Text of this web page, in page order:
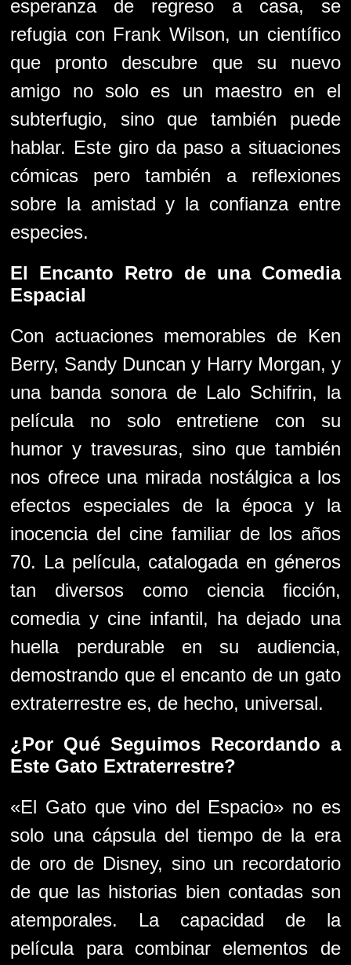
esperanza de regreso a casa, se
refugia con Frank Wilson, un científico
que pronto descubre que su nuevo
amigo no solo es un maestro en el
subterfugio, sino que también puede
hablar. Este giro da paso a situaciones
cómicas pero también a reflexiones
sobre la amistad y la confianza entre
especies.
El Encanto Retro de una Comedia
Espacial
Con actuaciones memorables de Ken
Berry, Sandy Duncan y Harry Morgan, y
una banda sonora de Lalo Schifrin, la
película no solo entretiene con su
humor y travesuras, sino que también
nos ofrece una mirada nostálgica a los
efectos especiales de la época y la
inocencia del cine familiar de los años
70. La película, catalogada en géneros
tan diversos como ciencia ficción,
comedia y cine infantil, ha dejado una
huella perdurable en su audiencia,
demostrando que el encanto de un gato
extraterrestre es, de hecho, universal.
¿Por Qué Seguimos Recordando a
Este Gato Extraterrestre?
«El Gato que vino del Espacio» no es
solo una cápsula del tiempo de la era
de oro de Disney, sino un recordatorio
de que las historias bien contadas son
atemporales. La capacidad de la
película para combinar elementos de